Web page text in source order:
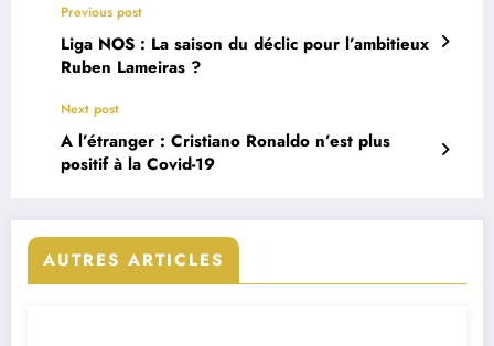
Previous post
Liga NOS : La saison du déclic pour l’ambitieux
Ruben Lameiras ?
Next post
A l’étranger : Cristiano Ronaldo n’est plus
positif à la Covid-19
AUTRES ARTICLES